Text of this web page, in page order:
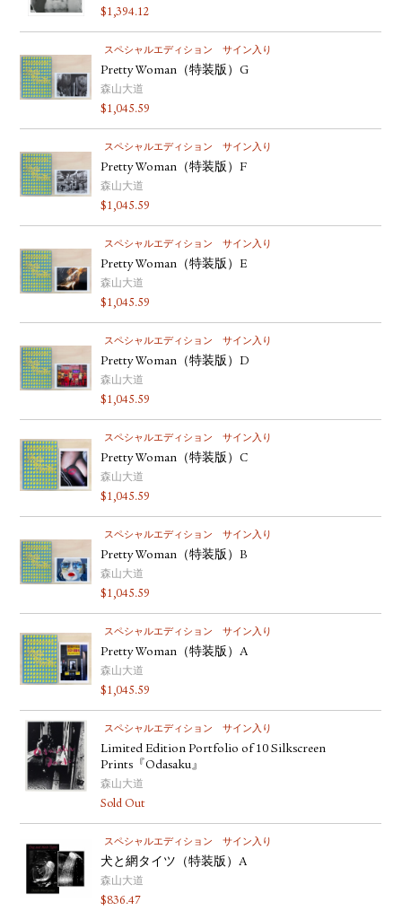
$1,394.12
スペシャルエディション サイン入り
Pretty Woman（特装版）G
森山大道
$1,045.59
スペシャルエディション サイン入り
Pretty Woman（特装版）F
森山大道
$1,045.59
スペシャルエディション サイン入り
Pretty Woman（特装版）E
森山大道
$1,045.59
スペシャルエディション サイン入り
Pretty Woman（特装版）D
森山大道
$1,045.59
スペシャルエディション サイン入り
Pretty Woman（特装版）C
森山大道
$1,045.59
スペシャルエディション サイン入り
Pretty Woman（特装版）B
森山大道
$1,045.59
スペシャルエディション サイン入り
Pretty Woman（特装版）A
森山大道
$1,045.59
スペシャルエディション サイン入り
Limited Edition Portfolio of 10 Silkscreen
Prints『Odasaku』
森山大道
Sold Out
スペシャルエディション サイン入り
犬と網タイツ（特装版）A
森山大道
$836.47